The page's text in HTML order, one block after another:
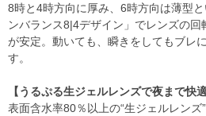
8時と4時方向に厚み、6時方向は薄型
ンバランス8|4デザイン」でレンズの
が安定。動いても、瞬きをしてもブレ
す。
【うるぷる生ジェルレンズで夜まで快適
表面含水率80％以上の“生ジェルレンズ